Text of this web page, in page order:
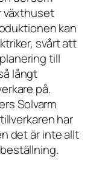
växthuset
kan
svårt att
till
långt
på.
Solvarm
har
det är inte allt